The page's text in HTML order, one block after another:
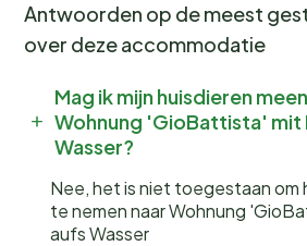
Antwoorden op de meest
over deze accommodatie
Mag ik mijn huisdieren
Wohnung 'GioBattista' mit
Wasser?
Nee, het is niet toegestaan om
te nemen naar Wohnung
aufs Wasser